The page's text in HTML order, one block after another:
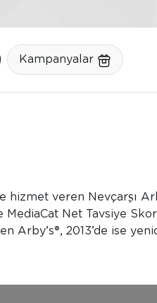
Kampanyalar
hizmet veren Nevçarşı
MediaCat Net Tavsiye
Arby’s®, 2013’de ise